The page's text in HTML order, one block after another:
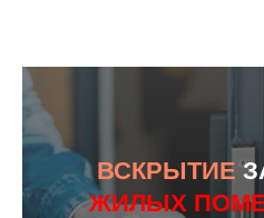
ВСКРЫТИЕ
ЖИЛЫХ